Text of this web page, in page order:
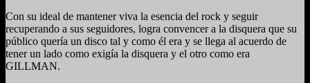
Con su ideal de mantener viva la esencia del rock y seguir
recuperando a sus seguidores, logra convencer a la disquera que su
público quería un disco tal y como él era y se llega al acuerdo de
tener un lado como exigía la disquera y el otro como era
GILLMAN.